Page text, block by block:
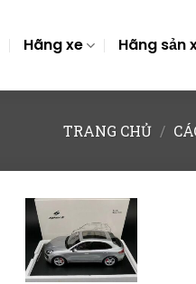
Hãng xe Hãng sản
TRANG CHỦ /
+